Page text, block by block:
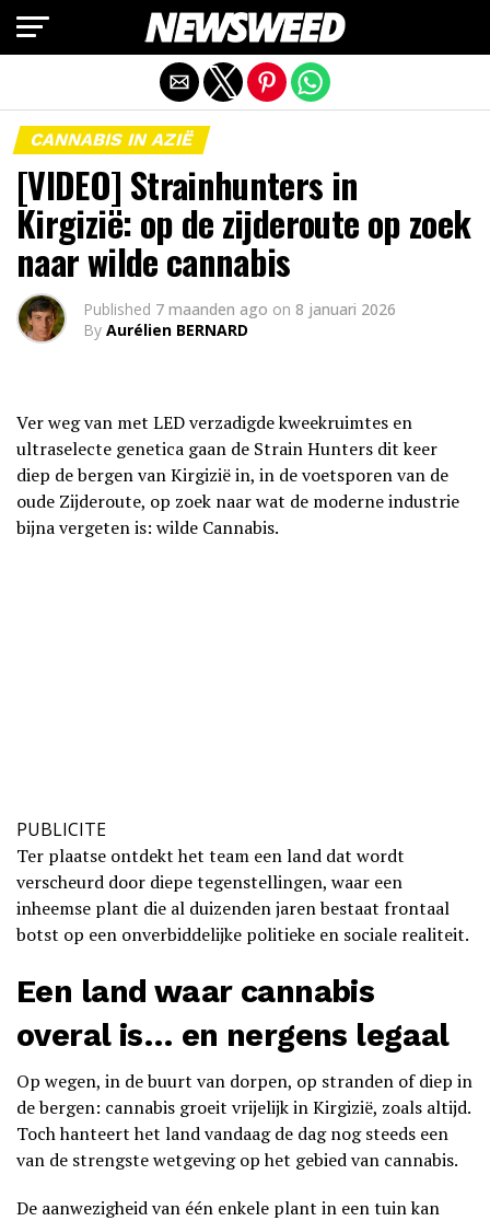
CANNABIS IN AZIË
[VIDEO] Strainhunters in
Kirgizië: op de zijderoute op zoek
naar wilde cannabis
Published 7 maanden ago on 8 januari 2026
By Aurélien BERNARD
Ver weg van met LED verzadigde kweekruimtes en
ultraselecte genetica gaan de Strain Hunters dit keer
diep de bergen van Kirgizië in, in de voetsporen van de
oude Zijderoute, op zoek naar wat de moderne industrie
bijna vergeten is: wilde Cannabis.
PUBLICITE
Ter plaatse ontdekt het team een land dat wordt
verscheurd door diepe tegenstellingen, waar een
inheemse plant die al duizenden jaren bestaat frontaal
botst op een onverbiddelijke politieke en sociale realiteit.
Een land waar cannabis
overal is… en nergens legaal
Op wegen, in de buurt van dorpen, op stranden of diep in
de bergen: cannabis groeit vrijelijk in Kirgizië, zoals altijd.
Toch hanteert het land vandaag de dag nog steeds een
van de strengste wetgeving op het gebied van cannabis.
De aanwezigheid van één enkele plant in een tuin kan
Mobiele versie afsluiten